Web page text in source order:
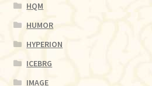
HQM
HUMOR
HYPERION
ICEBRG
IMAGE